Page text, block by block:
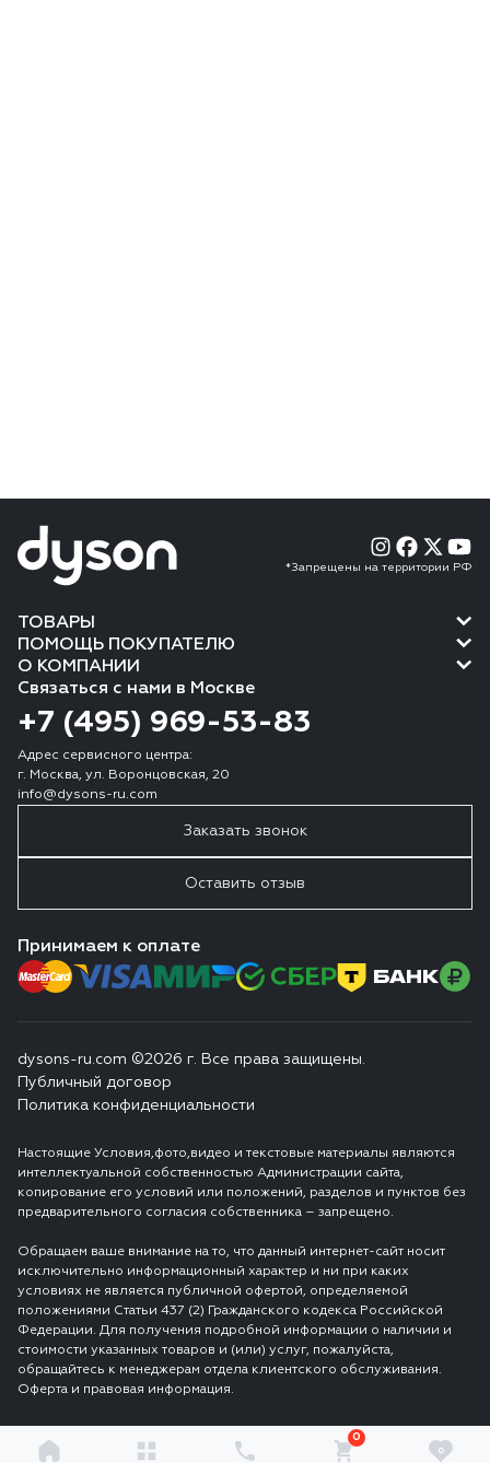
*Запрещены на территории РФ
ТОВАРЫ
ПОМОЩЬ ПОКУПАТЕЛЮ
О КОМПАНИИ
Связаться с нами в Москве
+7 (495) 969-53-83
Адрес сервисного центра:
г. Москва, ул. Воронцовская, 20
info@dysons-ru.com
Заказать звонок
Оставить отзыв
Принимаем к оплате
dysons-ru.com ©2026 г. Все права защищены.
Публичный договор
Политика конфиденциальности
Настоящие Условия,фото,видео и текстовые материалы являются
интеллектуальной собственностью Администрации сайта,
копирование его условий или положений, разделов и пунктов без
предварительного согласия собственника – запрещено.
Обращаем ваше внимание на то, что данный интернет-сайт носит
исключительно информационный характер и ни при каких
условиях не является публичной офертой, определяемой
положениями Статьи 437 (2) Гражданского кодекса Российской
Федерации. Для получения подробной информации о наличии и
стоимости указанных товаров и (или) услуг, пожалуйста,
обращайтесь к менеджерам отдела клиентского обслуживания.
Оферта и правовая информация.
0
0